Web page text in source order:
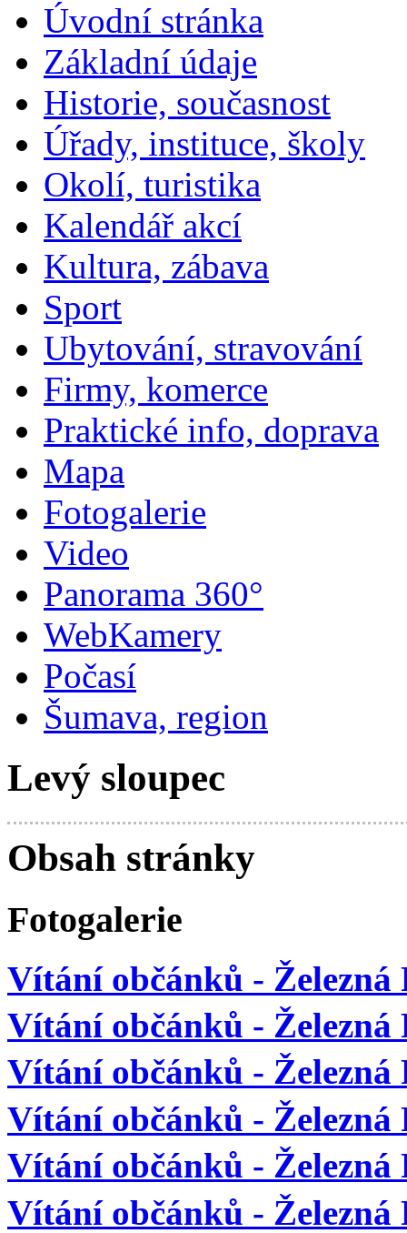
Úvodní stránka
Základní údaje
Historie, současnost
Úřady, instituce, školy
Okolí, turistika
Kalendář akcí
Kultura, zábava
Sport
Ubytování, stravování
Firmy, komerce
Praktické info, doprava
Mapa
Fotogalerie
Video
Panorama 360°
WebKamery
Počasí
Šumava, region
Levý sloupec
Obsah stránky
Fotogalerie
Vítání občánků - Železná
Vítání občánků - Železná
Vítání občánků - Železná
Vítání občánků - Železná
Vítání občánků - Železná
Vítání občánků - Železná